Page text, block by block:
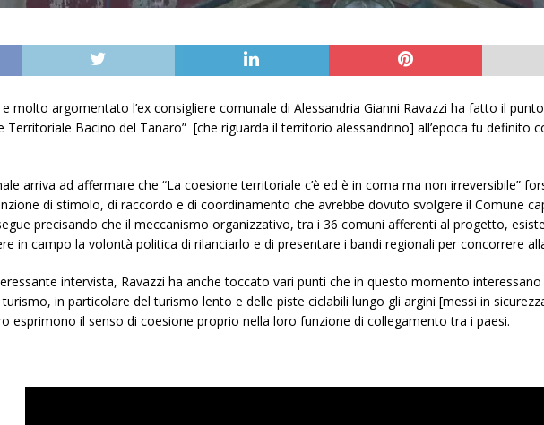
molto argomentato l’ex consigliere comunale di Alessandria Gianni Ravazzi ha fatto il
Territoriale Bacino del Tanaro” [che riguarda il territorio alessandrino] all’epoca fu definito
arriva ad affermare che “La coesione territoriale c’è ed è in coma ma non irreversibile”
di stimolo, di raccordo e di coordinamento che avrebbe dovuto svolgere il Comune
precisando che il meccanismo organizzativo, tra i 36 comuni afferenti al progetto,
in campo la volontà politica di rilanciarlo e di presentare i bandi regionali per concorrere
intervista, Ravazzi ha anche toccato vari punti che in questo momento
in particolare del turismo lento e delle piste ciclabili lungo gli argini [messi in
esprimono il senso di coesione proprio nella loro funzione di collegamento tra i paesi.